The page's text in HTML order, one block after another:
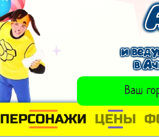
и
в
Ваш
ПЕРСОНАЖИ ЦЕНЫ